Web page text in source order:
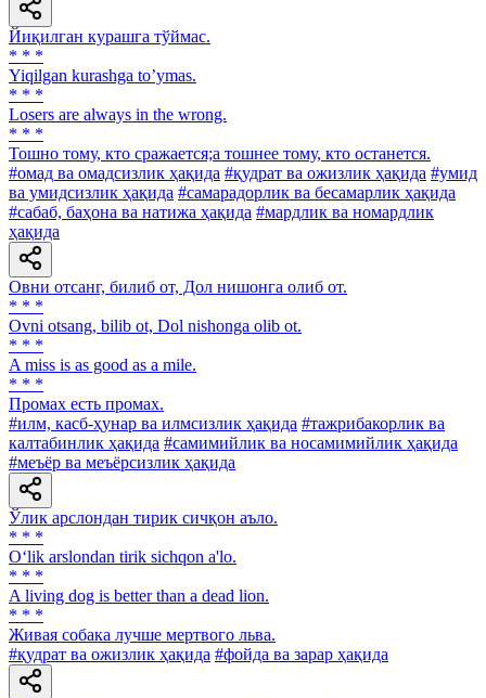
Йиқилган курашга тўймас.
* * *
Yiqilgan kurashga toʼymas.
* * *
Losers are always in the wrong.
* * *
Тошно тому, кто сражается;а тошнее тому, кто останется.
#омад ва омадсизлик ҳақида #қудрат ва ожизлик ҳақида #умид
ва умидсизлик ҳақида #самарадорлик ва бесамарлик ҳақида
#сабаб, баҳона ва натижа ҳақида #мардлик ва номардлик
ҳақида
Овни отсанг, билиб от, Дол нишонга олиб от.
* * *
Ovni otsang, bilib ot, Dol nishonga olib ot.
* * *
A miss is as good as a mile.
* * *
Промах есть промах.
#илм, касб-ҳунар ва илмсизлик ҳақида #тажрибакорлик ва
калтабинлик ҳақида #самимийлик ва носамимийлик ҳақида
#меъёр ва меъёрсизлик ҳақида
Ўлик арслондан тирик сичқон аъло.
* * *
O‘lik arslondan tirik sichqon a'lo.
* * *
A living dog is better than a dead lion.
* * *
Живая собака лучше мертвого льва.
#қудрат ва ожизлик ҳақида #фойда ва зарар ҳақида